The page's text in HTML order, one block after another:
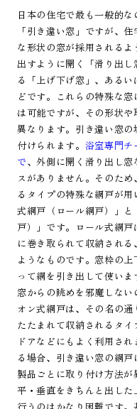
日本の住宅で最も一般的
「引き違い窓」ですが、
な形状の窓が採用される
出すように開く「滑り出
る「上げ下げ窓」、ある
どです。これらの特殊な
は可能ですが、その形状
異なります。引き違い窓
付けられます。 浴室専門チ
で、外側に開く滑り出し
スがありません。そのた
るタイプの特殊な網戸が
式網戸（ロール網戸）」
戸）」です。ロール式網
に巻き取られて収納され
ようなものです。窓枠の
って網を引き出して使いま
窓からの眺めを邪魔しない
オン式網戸は、その名の
たたまれて収納されるタ
ドアなどにもよく利用さ
る場合、引き違い窓の網戸
製品ごとに取り付け方法
平・垂直をきちんと出し
行うのはかなり困難です